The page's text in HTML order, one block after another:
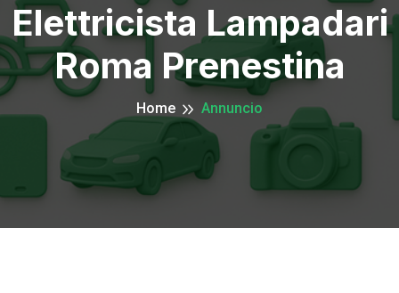
Elettricista Lampadari
Roma Prenestina
Home Annuncio